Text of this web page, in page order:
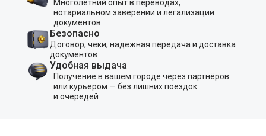
Многолетний опыт в переводах,
нотариальном заверении и легализации
документов
Безопасно
Договор, чеки, надёжная передача и доставка
документов
Удобная выдача
Получение в вашем городе через партнёров
или курьером — без лишних поездок
и очередей